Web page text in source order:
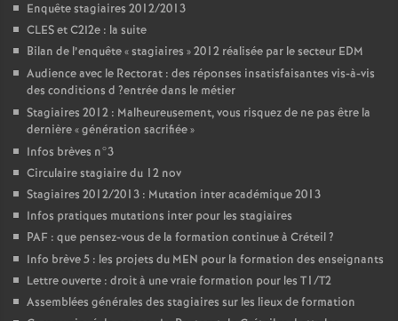
Enquête stagiaires 2012/2013
CLESet C2I2e : la suite
Bilan de l’enquête «stagiaires » 2012 réalisée par le secteur EDM
Audience avec le Rectorat : des réponses insatisfaisantes vis-à-vis
des conditions d ?entrée dans le métier
Stagiaires 2012 : Malheureusement, vous risquez de ne pas être la
dernière «génération sacrifiée»
Infos brèves n°3
Circulaire stagiaire du 12 nov
Stagiaires 2012/2013 : Mutation inter académique 2013
Infos pratiques mutations inter pour les stagiaires
PAF : que pensez-vous de la formation continue à Créteil?
Info brève 5 : les projets du MEN pour la formation des enseignants
Lettre ouverte : droit à une vraie formation pour les T1/T2
Assemblées générales des stagiaires sur les lieux de formation